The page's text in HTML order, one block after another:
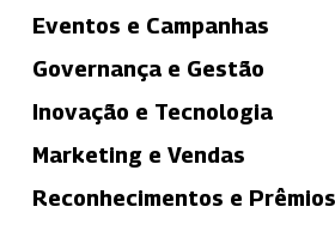
Eventos e Campanhas
Governança e Gestão
Inovação e Tecnologia
Marketing e Vendas
Reconhecimentos e Prêmios